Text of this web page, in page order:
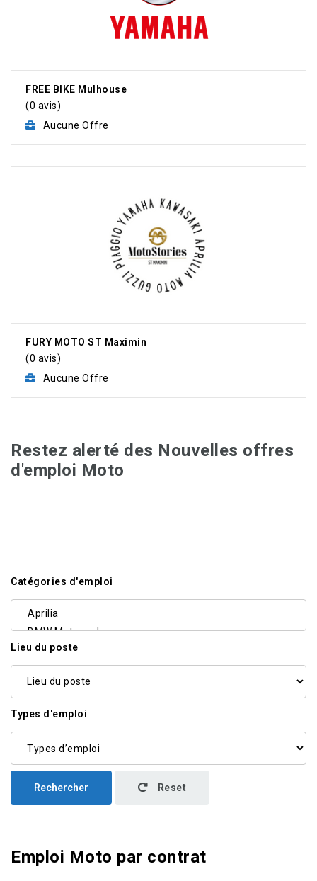
FREE BIKE Mulhouse
(0 avis)
Aucune Offre
FURY MOTO ST Maximin
(0 avis)
Aucune Offre
Restez alerté des Nouvelles offres
d'emploi Moto
Catégories d'emploi
Lieu du poste
Types d'emploi
Rechercher Reset
Emploi Moto par contrat